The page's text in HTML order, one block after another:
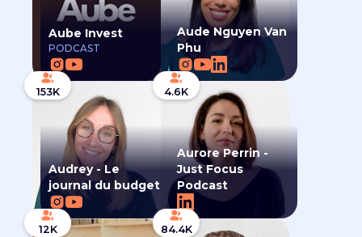
Aube Invest
PODCAST
Aude Nguyen Van
Phu
153K
Audrey - Le
journal du budget
4.6K
Aurore Perrin -
Just Focus
Podcast
12K 84.4K